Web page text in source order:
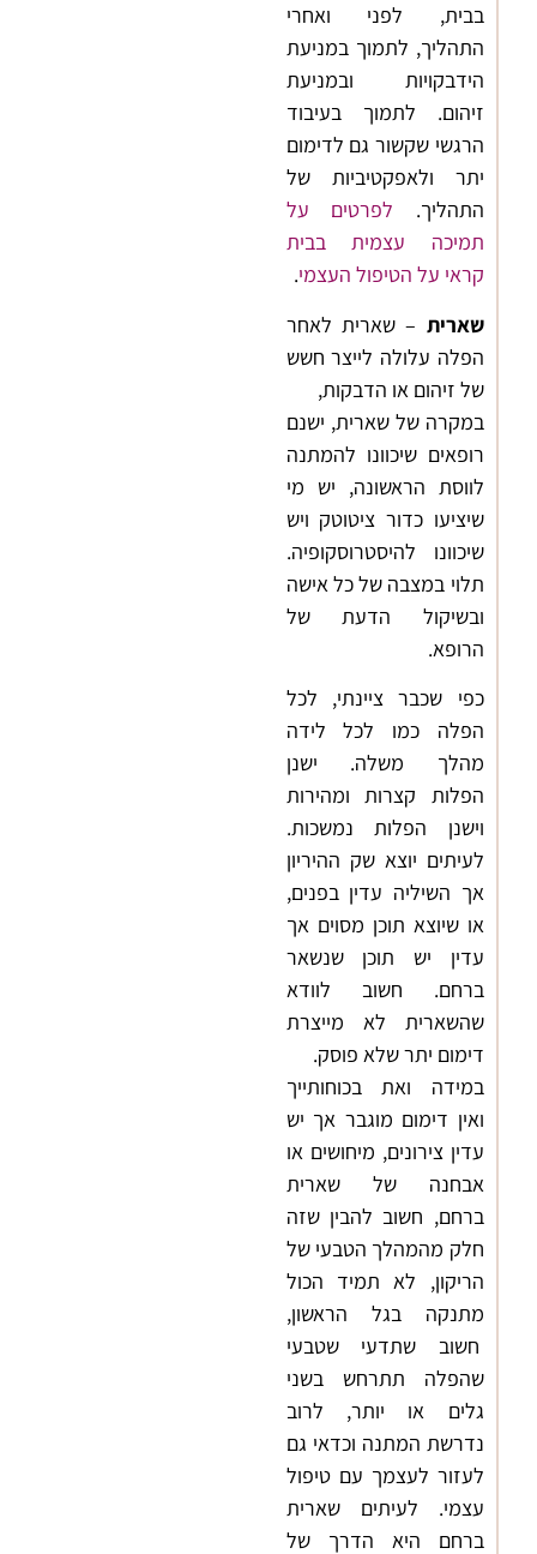
בבית, לפני ואחרי
התהליך, לתמוך במניעת
הידבקויות ובמניעת
זיהום. לתמוך בעיבוד
הרגשי שקשור גם לדימום
יתר ולאפקטיביות של
התהליך. לפרטים על
תמיכה עצמית בבית
קראי על הטיפול העצמי.
שארית – שארית לאחר
הפלה עלולה לייצר חשש
של זיהום או הדבקות,
במקרה של שארית, ישנם
רופאים שיכוונו להמתנה
לווסת הראשונה, יש מי
שיציעו כדור ציטוטק ויש
שיכוונו להיסטרוסקופיה.
תלוי במצבה של כל אישה
ובשיקול הדעת של
הרופא.
כפי שכבר ציינתי, לכל
הפלה כמו לכל לידה
מהלך משלה. ישנן
הפלות קצרות ומהירות
וישנן הפלות נמשכות.
לעיתים יוצא שק ההיריון
אך השיליה עדין בפנים,
או שיוצא תוכן מסוים אך
עדין יש תוכן שנשאר
ברחם. חשוב לוודא
שהשארית לא מייצרת
דימום יתר שלא פוסק.
במידה ואת בכוחותייך
ואין דימום מוגבר אך יש
עדין צירונים, מיחושים או
אבחנה של שארית
ברחם, חשוב להבין שזה
חלק מהמהלך הטבעי של
הריקון, לא תמיד הכול
מתנקה בגל הראשון,
חשוב שתדעי שטבעי
שהפלה תתרחש בשני
גלים או יותר, לרוב
נדרשת המתנה וכדאי גם
לעזור לעצמך עם טיפול
עצמי. לעיתים שארית
ברחם היא הדרך של